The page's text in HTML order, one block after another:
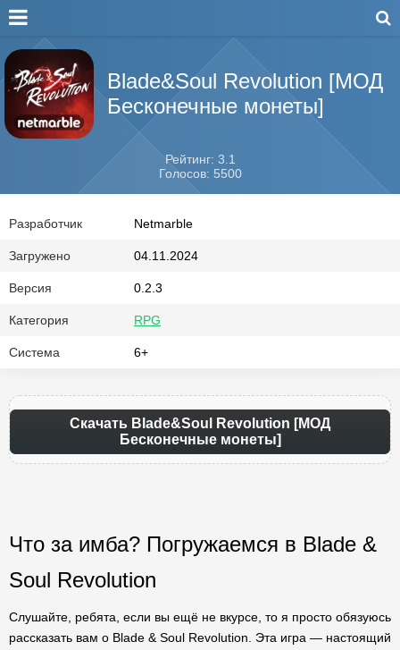
Blade&Soul Revolution [МОД
Бесконечные монеты]
Рейтинг: 3.1
Голосов: 5500
Разработчик Netmarble
Загружено 04.11.2024
Версия 0.2.3
Категория RPG
Система 6+
Скачать Blade&Soul Revolution [МОД
Бесконечные монеты]
Что за имба? Погружаемся в Blade &
Soul Revolution
Слушайте, ребята, если вы ещё не вкурсе, то я просто обязуюсь
рассказать вам о Blade & Soul Revolution. Эта игра — настоящий